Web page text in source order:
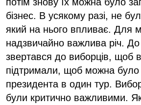
бізнес. В усякому разі, не
який на нього впливає. Для
надзвичайно важлива річ.
звертався до виборців, щоб
підтримали, щоб можна було
президента в один тур.
були критично важливими.